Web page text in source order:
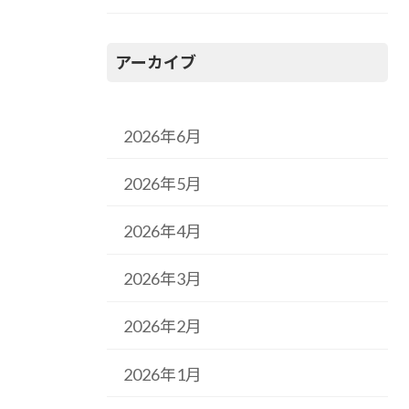
アーカイブ
2026年6月
2026年5月
2026年4月
2026年3月
2026年2月
2026年1月